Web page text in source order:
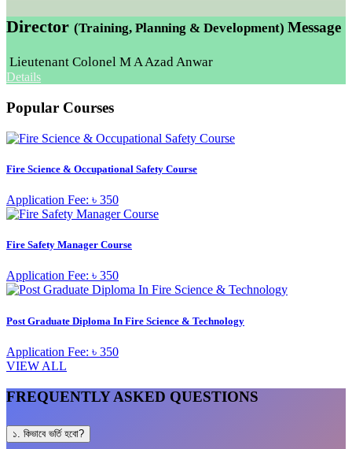
Director (Training, Planning & Development) Message
Lieutenant Colonel M A Azad Anwar
Details
Popular Courses
Fire Science & Occupational Safety Course
Application Fee: ৳ 350
Fire Safety Manager Course
Application Fee: ৳ 350
Post Graduate Diploma In Fire Science & Technology
Application Fee: ৳ 350
VIEW ALL
FREQUENTLY ASKED QUESTIONS
১. কিভাবে ভর্তি হবো?